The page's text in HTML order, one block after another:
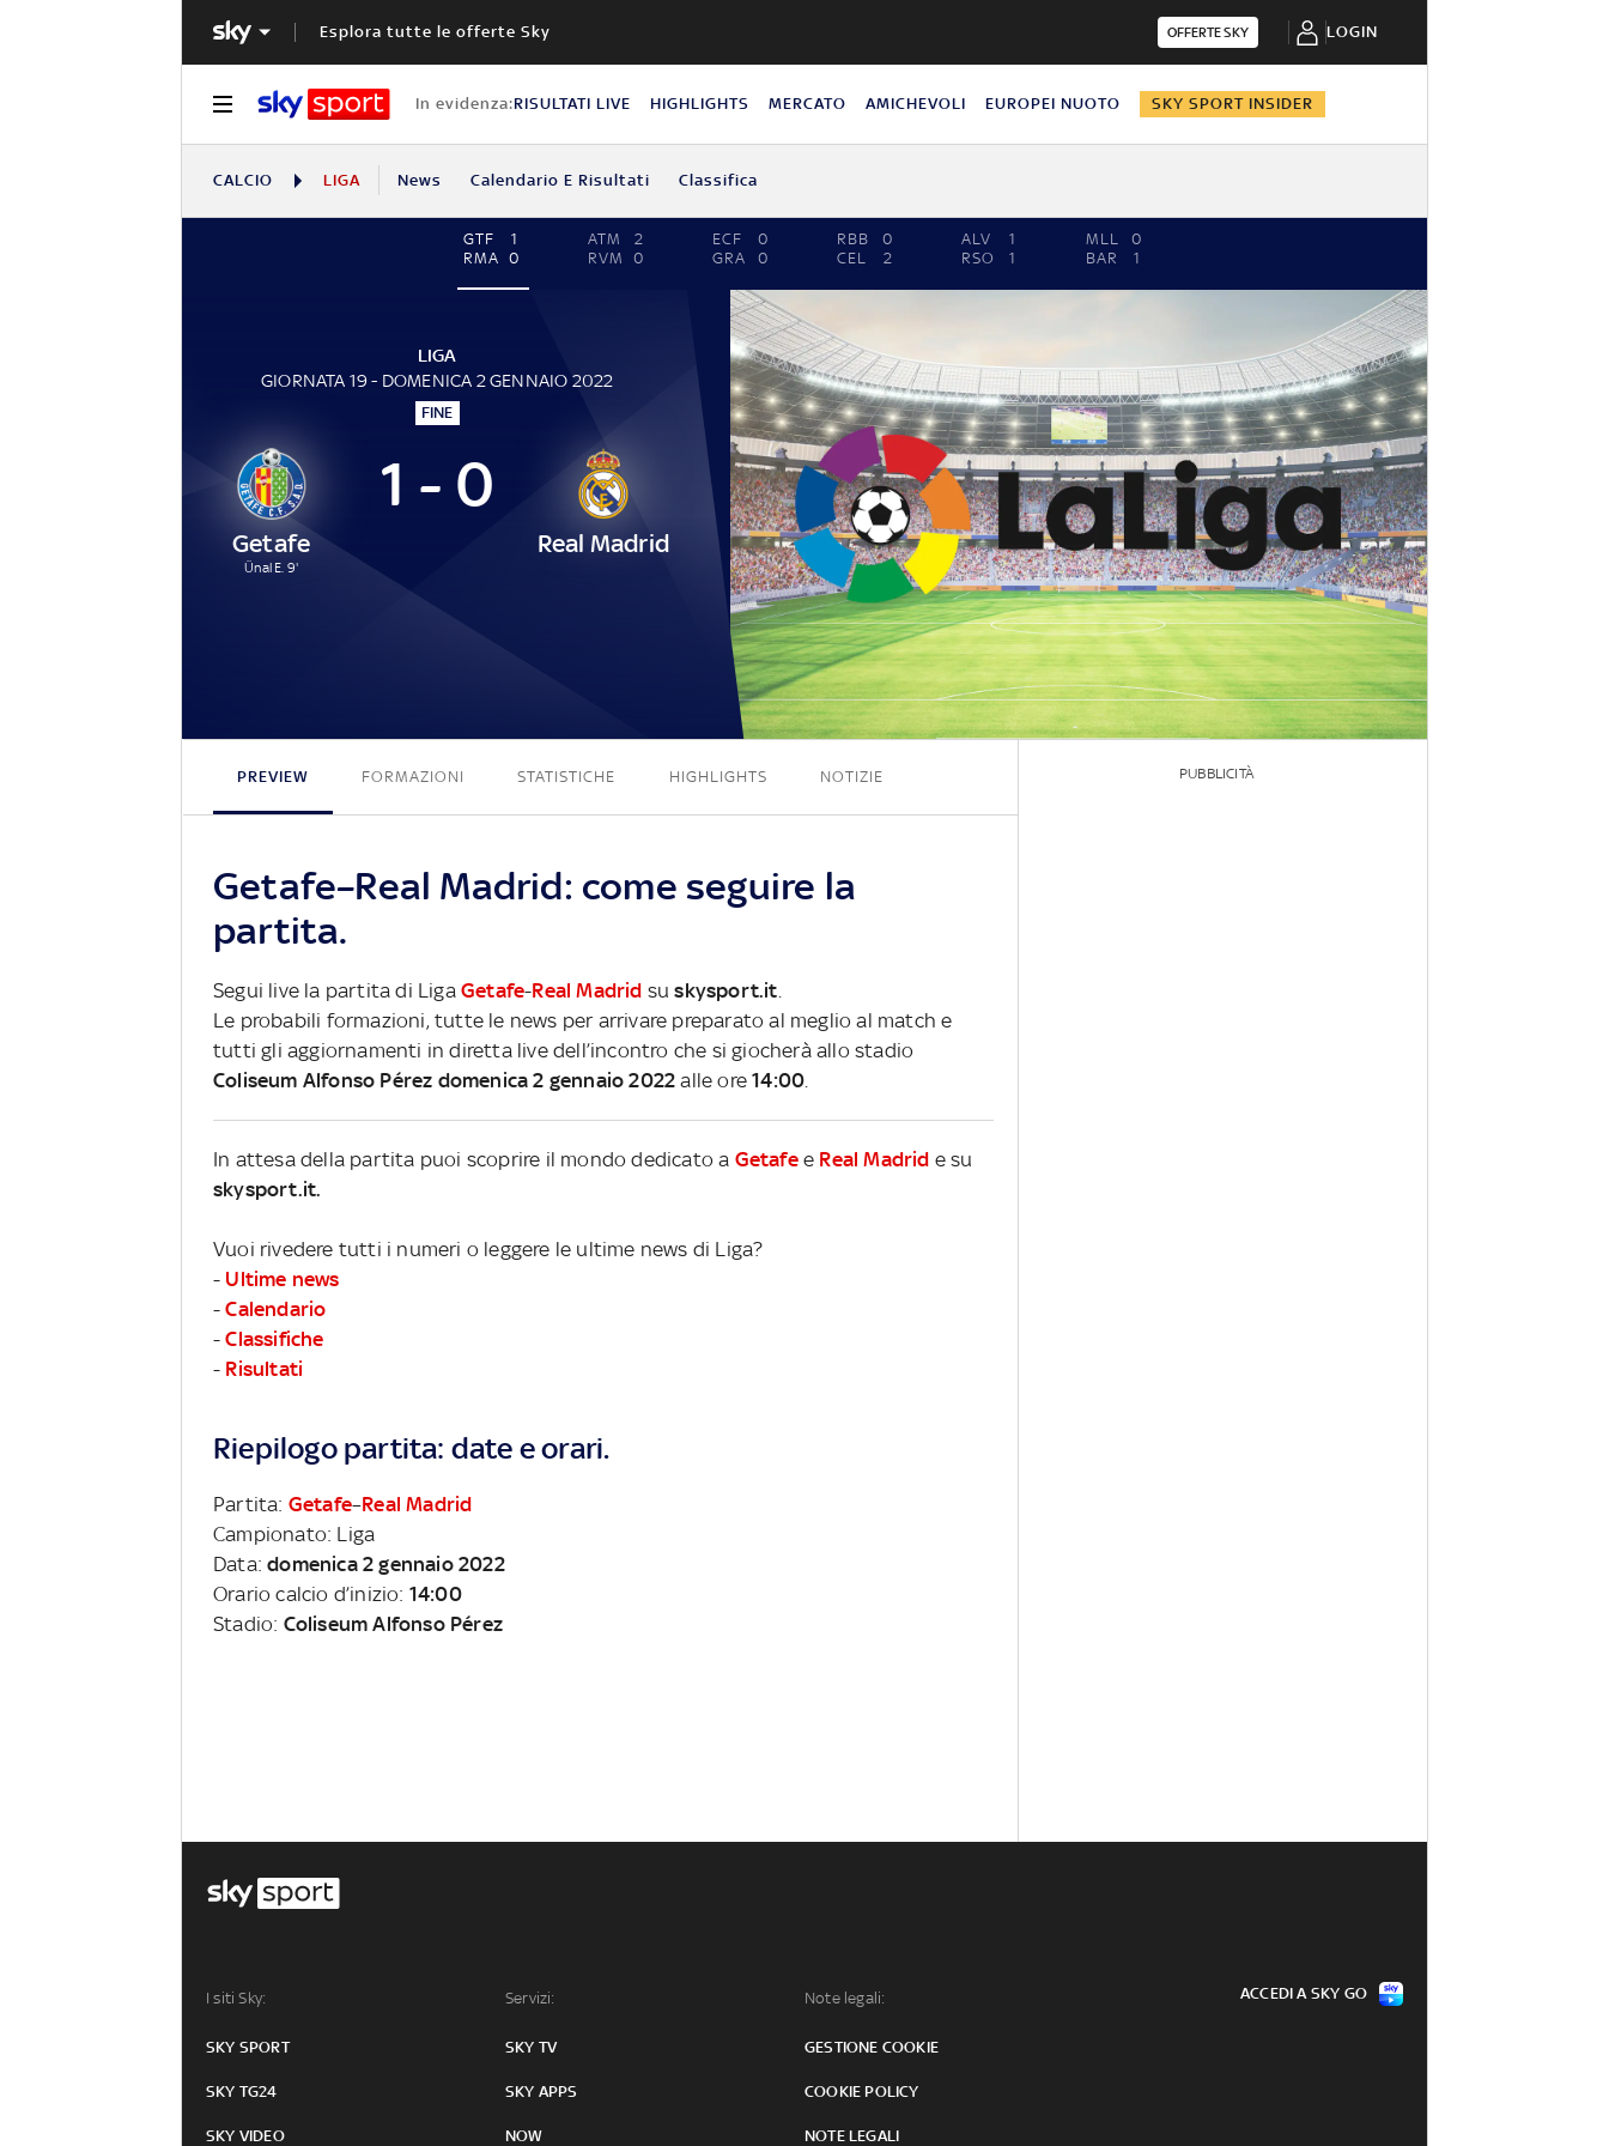
Esplora tutte le offerte Sky OFFERTE SKY LOGIN
In evidenza:RISULTATI LIVE HIGHLIGHTS MERCATO AMICHEVOLI EUROPEI NUOTO SKY SPORT INSIDER
CALCIO LIGA News Calendario E Risultati Classifica
GTF
1
RMA 0
ATM
2
RVM
0
ECF
0
GRA
0
RBB
0
CEL
2
ALV
1
RSO
1
MLL
0
BAR
1
LIGA
GIORNATA 19 - DOMENICA 2 GENNAIO 2022
FINE
Getafe
Ünal E. 9'
1 - 0
Real Madrid
1 - 0
PREVIEW FORMAZIONI STATISTICHE HIGHLIGHTS NOTIZIE
Getafe–Real Madrid: come seguire la
partita.
Segui live la partita di Liga Getafe-Real Madrid suskysport.it
Le probabili formazioni, tutte le news per arrivare preparato al meglio al match e
tutti gli aggiornamenti in diretta live dell’incontro che si giocherà allo stadio
Coliseum Alfonso Pérez domenica 2 gennaio 2022 alle ore14:00
In attesa della partita puoi scoprire il mondo dedicato a Getafee Real Madrid e su
skysport.it.
Vuoi rivedere tutti i numeri o leggere le ultime news di Liga?
- Ultime news
-Calendario
-Classifiche
- Risultati
Riepilogo partita: date e orari.
Partita: Getafe–Real Madrid
Campionato: Liga
Data:domenica 2 gennaio 2022
Orario calcio d’inizio: 14:00
Stadio: Coliseum Alfonso Pérez
PUBBLICITÀ
I siti Sky:
SKY SPORT
SKY TG24
SKY VIDEO
Servizi:
SKY TV
SKY APPS
NOW
Note legali:
GESTIONE COOKIE
COOKIE POLICY
NOTE LEGALI
ACCEDI A SKY GO